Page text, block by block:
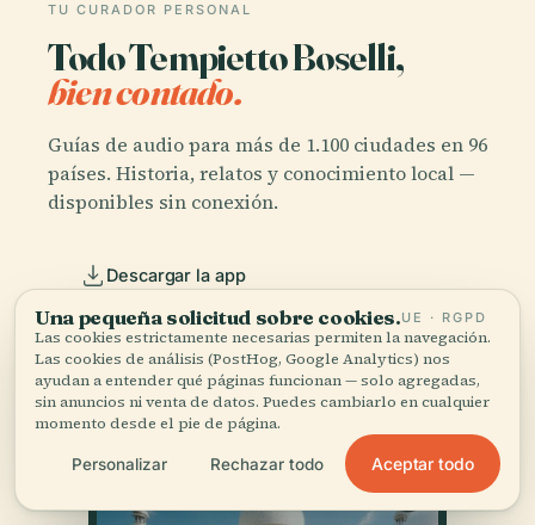
TU CURADOR PERSONAL
Todo Tempietto Boselli,
bien contado.
Guías de audio para más de 1.100 ciudades en 96
países. Historia, relatos y conocimiento local —
disponibles sin conexión.
Descargar la app
Únete a más de 50.000 viajeros
Una pequeña solicitud sobre cookies.UE · RGPD
Las cookies estrictamente necesarias permiten la navegación.
Las cookies de análisis (PostHog, Google Analytics) nos
ayudan a entender qué páginas funcionan — solo agregadas,
sin anuncios ni venta de datos. Puedes cambiarlo en cualquier
momento desde el pie de página.
Personalizar Rechazar todo Aceptar todo